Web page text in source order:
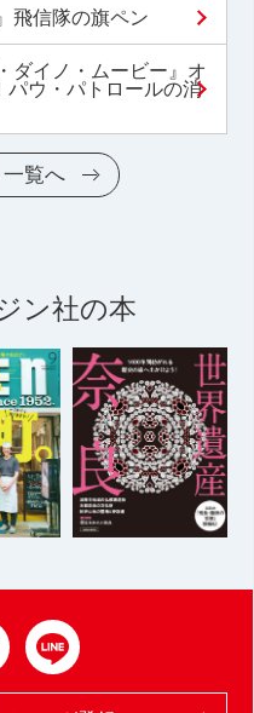
飛信隊の旗ペン
ダイノ・ムービー』オ
パウ・パトロールの消
覧へ
ン社の本